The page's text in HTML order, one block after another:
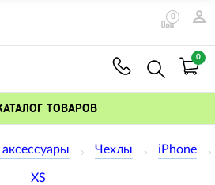
0
0
ТОВАРОВ
Чехлы iPhone
XS